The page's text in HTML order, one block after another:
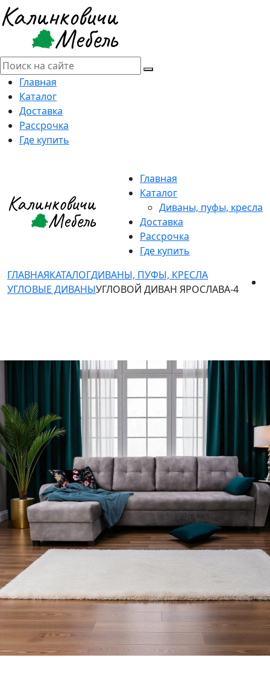
Главная
Каталог
Доставка
Рассрочка
Где купить
Главная
Каталог
Диваны, пуфы, кресла
Доставка
Рассрочка
Где купить
ГЛАВНАЯКАТАЛОГДИВАНЫ, ПУФЫ, КРЕСЛА
УГЛОВЫЕ ДИВАНЫУГЛОВОЙ ДИВАН ЯРОСЛАВА-4